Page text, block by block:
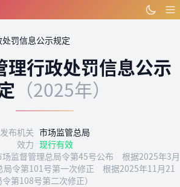
罚信息公示规定
理行政处罚信息公示
（2025年）
发布机关 市场监管总局
效力 现行有效
场监督管理总局令第45号公布 根据2025年3月
局令第101号第一次修正 根据2025年11月21
第108号第二次修正）